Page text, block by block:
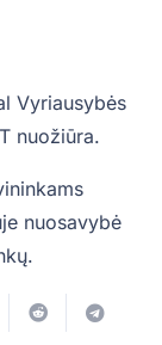
Vyriausybės
nuožiūra.
nuosavybė